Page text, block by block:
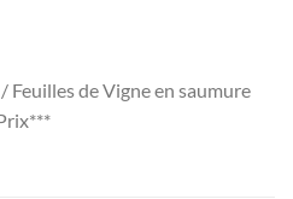
Feuilles de Vigne en saumure